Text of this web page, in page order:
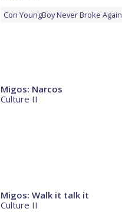
Con YoungBoy Never Broke Again
Migos: Narcos
Culture II
Migos: Walk it talk it
Culture II